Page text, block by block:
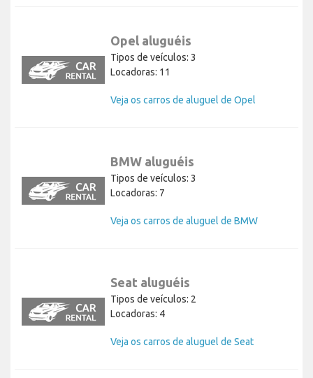
Opel aluguéis
Tipos de veículos: 3
Locadoras: 11
Veja os carros de aluguel de Opel
BMW aluguéis
Tipos de veículos: 3
Locadoras: 7
Veja os carros de aluguel de BMW
Seat aluguéis
Tipos de veículos: 2
Locadoras: 4
Veja os carros de aluguel de Seat